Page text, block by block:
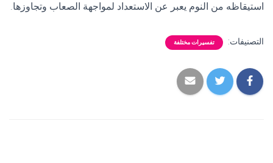
استيقاظه من النوم يعبر عن الاستعداد لمواجهة الصعاب وتجاوزها.
التصنيفات: تفسيرات مختلفة